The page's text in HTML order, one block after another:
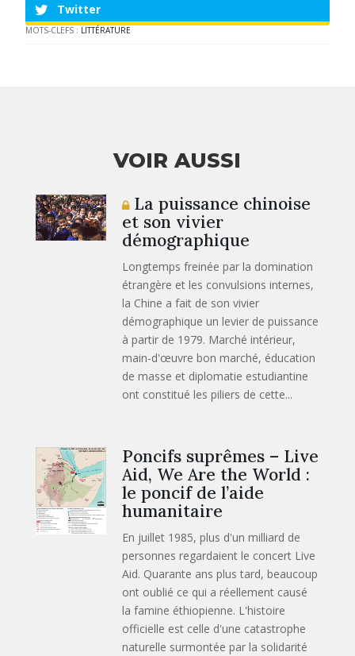
Twitter
MOTS-CLEFS : LITTÉRATURE
VOIR AUSSI
La puissance chinoise
et son vivier
démographique
Longtemps freinée par la domination
étrangère et les convulsions internes,
la Chine a fait de son vivier
démographique un levier de puissance
à partir de 1979. Marché intérieur,
main-d'œuvre bon marché, éducation
de masse et diplomatie estudiantine
ont constitué les piliers de cette...
Poncifs suprêmes – Live
Aid, We Are the World :
le poncif de l’aide
humanitaire
En juillet 1985, plus d'un milliard de
personnes regardaient le concert Live
Aid. Quarante ans plus tard, beaucoup
ont oublié ce qui a réellement causé
la famine éthiopienne. L'histoire
officielle est celle d'une catastrophe
naturelle surmontée par la solidarité